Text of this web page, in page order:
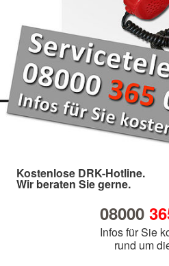
Kostenlose DRK-Hotline.
Wir beraten Sie gerne.
08000
Infos für Sie
rund um